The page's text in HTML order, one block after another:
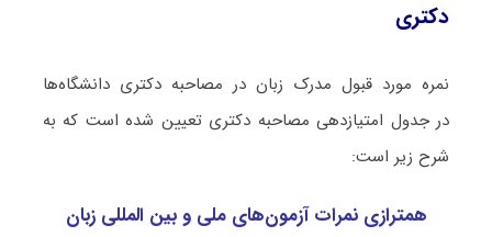
دکتری
نمره مورد قبول مدرک زبان در مصاحبه دکتری دانشگاه‌ها
در جدول امتیازدهی مصاحبه دکتری تعیین شده است که به
شرح زیر است:
همترازی نمرات آزمون‌های ملی و بین المللی زبان